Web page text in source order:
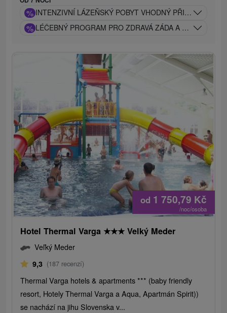
% INTENZIVNÍ LÁZEŇSKÝ POBYT VHODNÝ PŘI
% LÉČEBNÝ PROGRAM PRO ZDRAVÁ ZÁDA A KLOUBY:
od 1 750,79 Kč
/noc/osoba
Hotel Thermal Varga ★★★ Velký Meder
Veľký Meder
9,3 (187 recenzí)
Thermal Varga hotels & apartments *** (baby friendly
resort, Hotely Thermal Varga a Aqua, Apartmán Spirit))
se nachází na jihu Slovenska v...